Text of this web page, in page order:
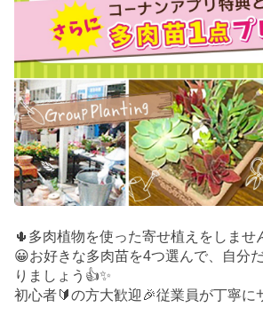
🌵多肉植物を使った寄せ植えをしませ
😀お好きな多肉苗を4つ選んで、自分
りましょう👍✨
初心者🔰の方大歓迎🎉従業員が丁寧に